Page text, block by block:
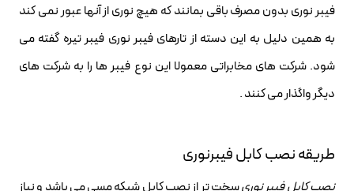
فیبر نوری بدون مصرف باقی بمانند که هیچ نوری از آنها عبور نمی کند
به همین دلیل به این دسته از تارهای فیبر نوری فیبر تیره گفته می
شود. شرکت های مخابراتی معمولا این نوع فیبر ها را به شرکت های
دیگر واگذار می کنند .
طریقه نصب کابل فیبرنوری
نصب کابل فیبر نوریسخت تر از نصب کابل شبکه مسی می باشد و نیاز